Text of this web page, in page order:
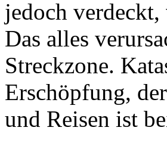
jedoch
Das alles
Streckzone.
Erschöpfung,
und Reisen ist